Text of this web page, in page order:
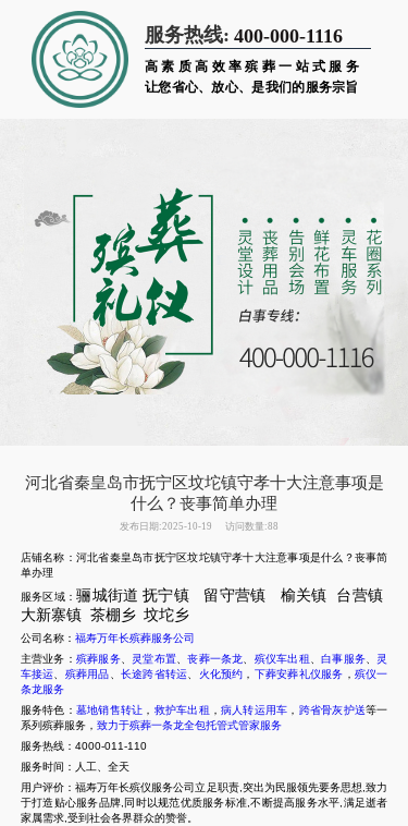
服务热线: 400-000-1116
高素质高效率殡葬一站式服务
让您省心、放心、是我们的服务宗旨
河北省秦皇岛市抚宁区坟坨镇守孝十大注意事项是
什么？丧事简单办理
发布日期:2025-10-19 访问数量:88
店铺名称：河北省秦皇岛市抚宁区坟坨镇守孝十大注意事项是什么？丧事简
单办理
服务区域：骊城街道 抚宁镇 留守营镇 榆关镇
台营镇
大新寨镇 茶棚乡 坟坨乡
公司名称： 福寿万年长殡葬服务公司
主营业务： 殡葬服务、 灵堂布置 、丧葬一条龙 殡仪车出租 、白事服务
灵
车接运
殡葬用品 长途跨省转运 火化预约 ， 下葬安葬礼仪服务 ， 殡仪一
条龙服务
服务特色： 墓地销售转让 ， 救护车出租 ， 病人转运用车 ， 跨省骨灰护送等一
系列殡葬服务， 致力于殡葬一条龙全包托管式管家服务
服务热线：4000-011-110
服务时间：人工、全天
用户评价：福寿万年长殡仪服务公司立足职责,突出为民服领先要务思想,致力
于打造贴心服务品牌,同时以规范优质服务标准,不断提高服务水平,满足逝者
家属需求,受到社会各界群众的赞誉。